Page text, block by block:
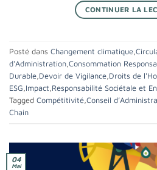
CONTINUER LA
Posté dans Changement climatique
d'Administration Consommation
Durable Devoir de Vigilance Droits de
ESG Impact Responsabilité Sociétale et
Tagged Compétitivité Conseil
Chain
04
Mai